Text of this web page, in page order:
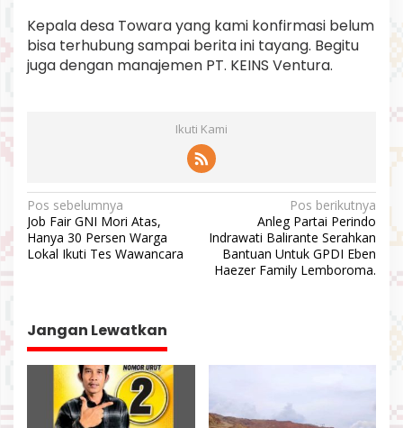
Kepala desa Towara yang kami konfirmasi belum
bisa terhubung sampai berita ini tayang. Begitu
juga dengan manajemen PT. KEINS Ventura.
Ikuti Kami
N
a
v
a
s
Pos sebelumnya
Job Fair GNI Mori Atas,
Hanya 30 Persen Warga
Lokal Ikuti Tes Wawancara
Pos berikutnya
Anleg Partai Perindo
Indrawati Balirante Serahkan
Bantuan Untuk GPDI Eben
Haezer Family Lemboroma.
Jangan Lewatkan